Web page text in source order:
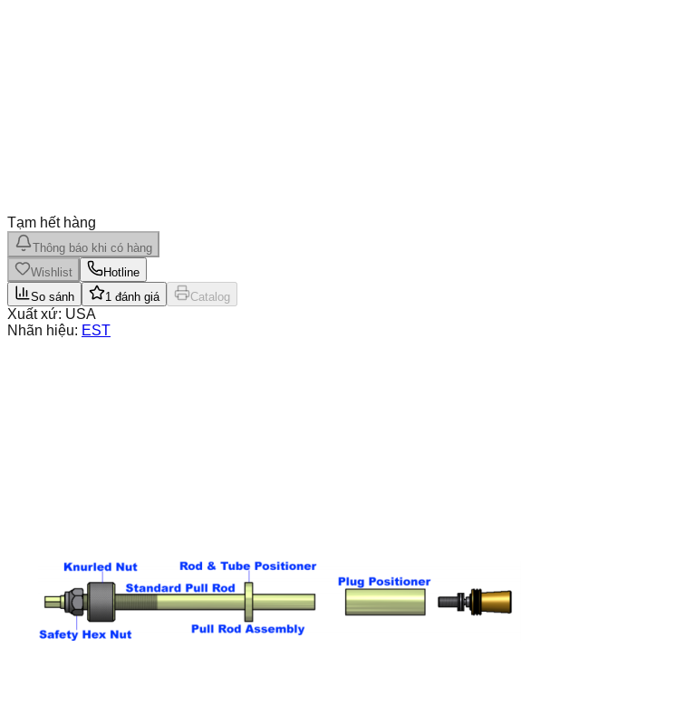
Tạm hết hàng
Thông báo khi có hàng
Wishlist
Hotline
So sánh
1 đánh giá Catalog
Xuất xứ: USA
Nhãn hiệu: EST